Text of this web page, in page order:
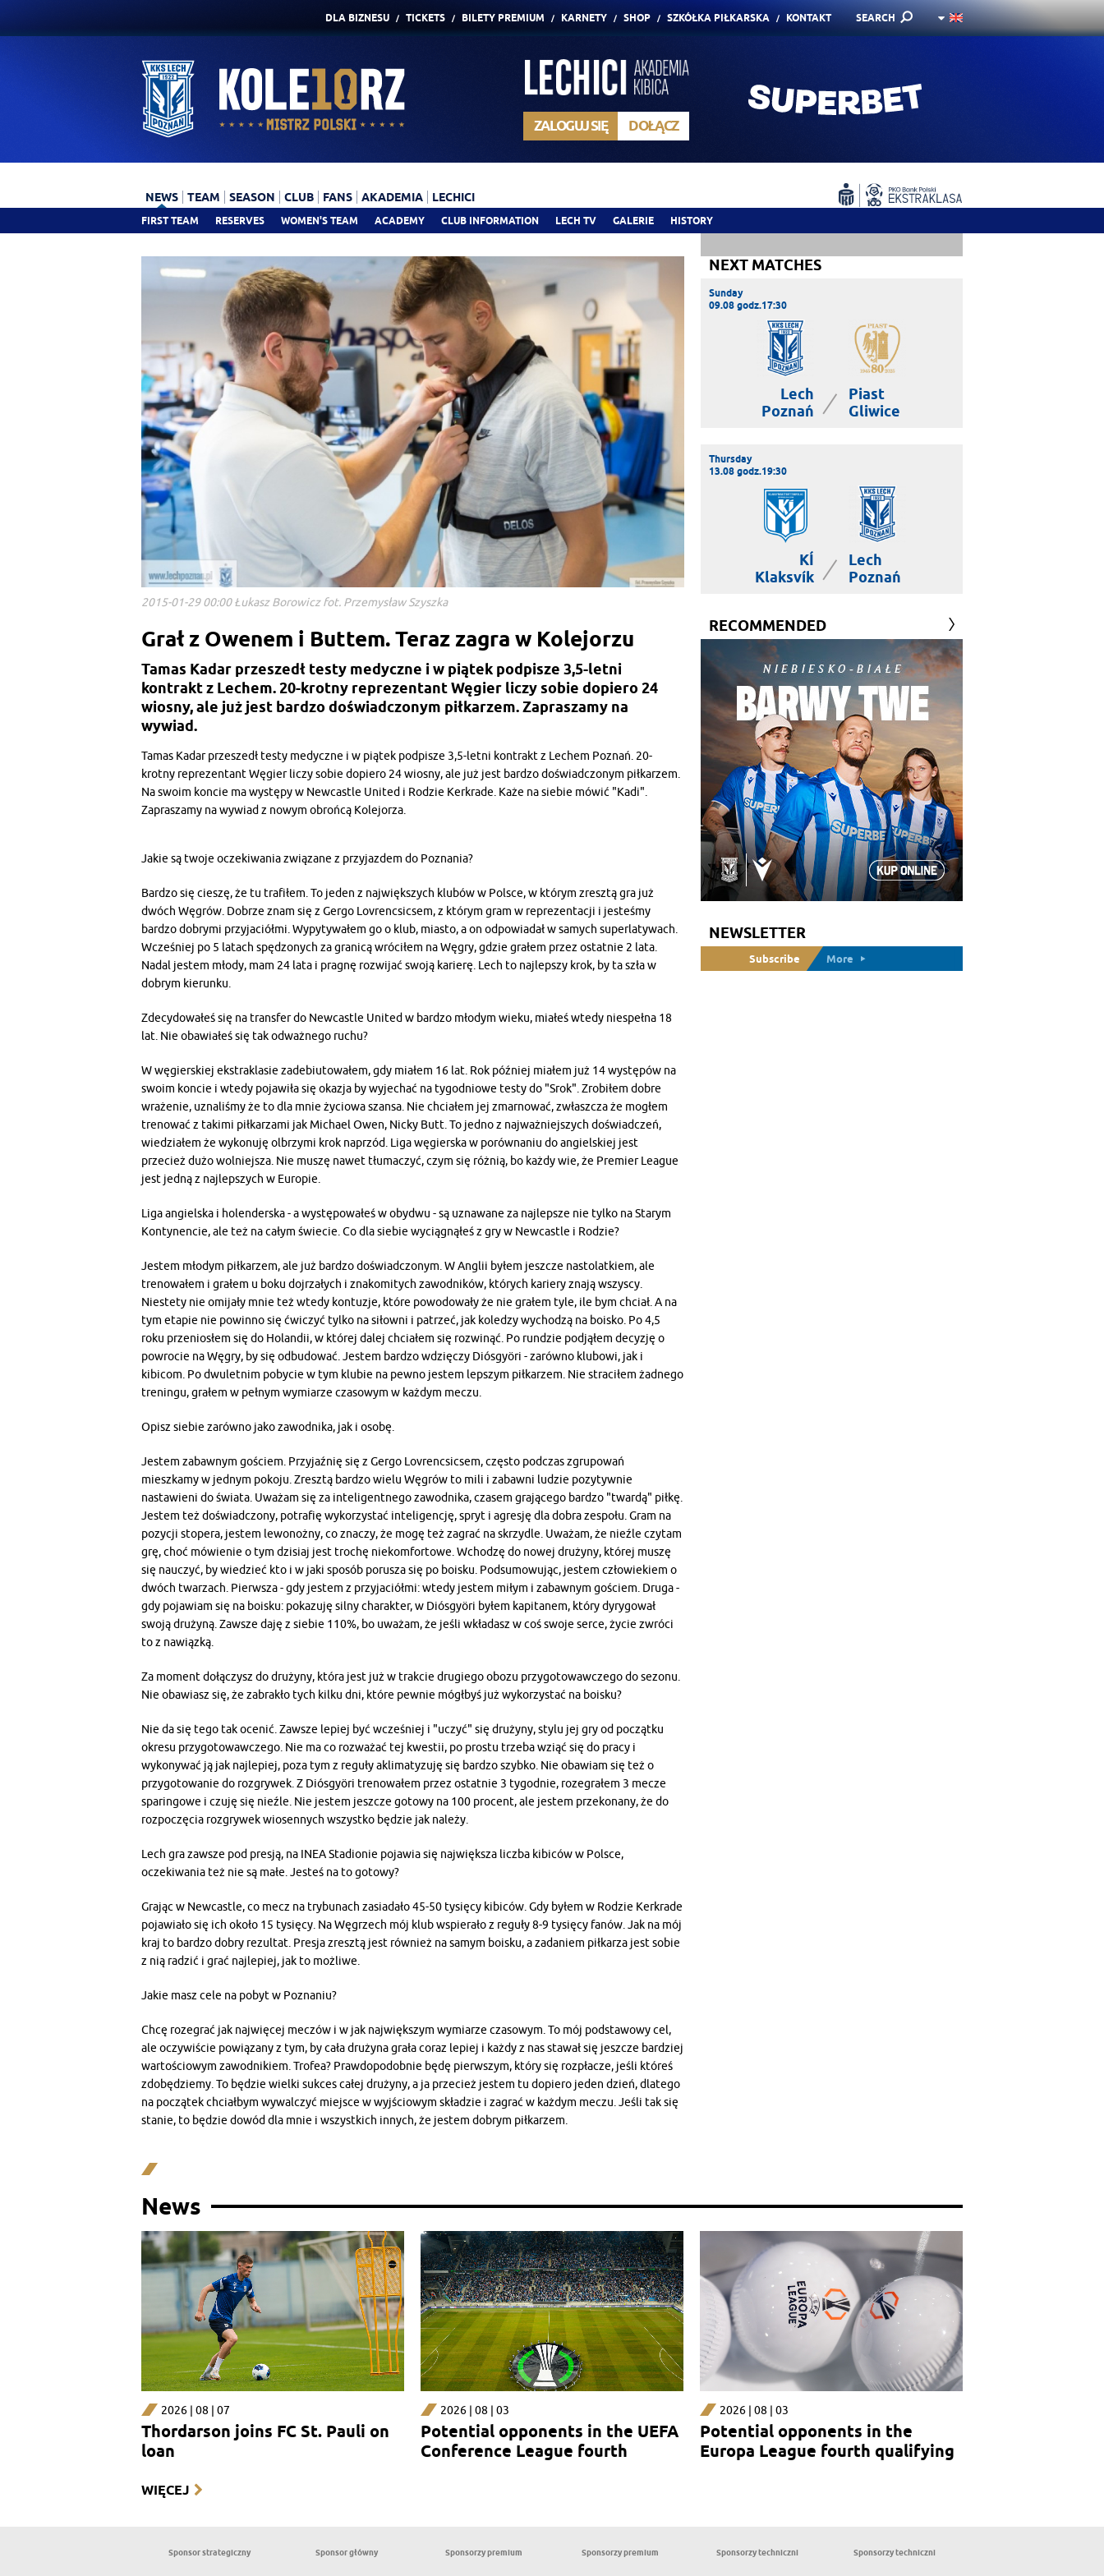
DLA BIZNESU TICKETS BILETY PREMIUM KARNETY SHOP SZKÓŁKA PIŁKARSKA KONTAKT SEARCH
ZALOGUJ SIĘ DOŁĄCZ
NEWS
FIRST TEAM RESERVES WOMEN'S TEAM ACADEMY CLUB INFORMATION LECH TV GALERIE HISTORY
TEAM SEASON CLUB FANS AKADEMIA LECHICI
2015-01-29 00:00 Łukasz Borowicz fot. Przemysław Szyszka
Grał z Owenem i Buttem. Teraz zagra w Kolejorzu
Tamas Kadar przeszedł testy medyczne i w piątek podpisze 3,5-letni
kontrakt z Lechem. 20-krotny reprezentant Węgier liczy sobie dopiero 24
wiosny, ale już jest bardzo doświadczonym piłkarzem. Zapraszamy na
wywiad.
Tamas Kadar przeszedł testy medyczne i w piątek podpisze 3,5-letni kontrakt z Lechem Poznań. 20-
krotny reprezentant Węgier liczy sobie dopiero 24 wiosny, ale już jest bardzo doświadczonym piłkarzem.
Na swoim koncie ma występy w Newcastle United i Rodzie Kerkrade. Każe na siebie mówić "Kadi".
Zapraszamy na wywiad z nowym obrońcą Kolejorza.
Jakie są twoje oczekiwania związane z przyjazdem do Poznania?
Bardzo się cieszę, że tu trafiłem. To jeden z największych klubów w Polsce, w którym zresztą gra już
dwóch Węgrów. Dobrze znam się z Gergo Lovrencsicsem, z którym gram w reprezentacji i jesteśmy
bardzo dobrymi przyjaciółmi. Wypytywałem go o klub, miasto, a on odpowiadał w samych superlatywach.
Wcześniej po 5 latach spędzonych za granicą wróciłem na Węgry, gdzie grałem przez ostatnie 2 lata.
Nadal jestem młody, mam 24 lata i pragnę rozwijać swoją karierę. Lech to najlepszy krok, by ta szła w
dobrym kierunku.
Zdecydowałeś się na transfer do Newcastle United w bardzo młodym wieku, miałeś wtedy niespełna 18
lat. Nie obawiałeś się tak odważnego ruchu?
W węgierskiej ekstraklasie zadebiutowałem, gdy miałem 16 lat. Rok później miałem już 14 występów na
swoim koncie i wtedy pojawiła się okazja by wyjechać na tygodniowe testy do "Srok". Zrobiłem dobre
wrażenie, uznaliśmy że to dla mnie życiowa szansa. Nie chciałem jej zmarnować, zwłaszcza że mogłem
trenować z takimi piłkarzami jak Michael Owen, Nicky Butt. To jedno z najważniejszych doświadczeń,
wiedziałem że wykonuję olbrzymi krok naprzód. Liga węgierska w porównaniu do angielskiej jest
przecież dużo wolniejsza. Nie muszę nawet tłumaczyć, czym się różnią, bo każdy wie, że Premier League
jest jedną z najlepszych w Europie.
Liga angielska i holenderska - a występowałeś w obydwu - są uznawane za najlepsze nie tylko na Starym
Kontynencie, ale też na całym świecie. Co dla siebie wyciągnąłeś z gry w Newcastle i Rodzie?
Jestem młodym piłkarzem, ale już bardzo doświadczonym. W Anglii byłem jeszcze nastolatkiem, ale
trenowałem i grałem u boku dojrzałych i znakomitych zawodników, których kariery znają wszyscy.
Niestety nie omijały mnie też wtedy kontuzje, które powodowały że nie grałem tyle, ile bym chciał. A na
tym etapie nie powinno się ćwiczyć tylko na siłowni i patrzeć, jak koledzy wychodzą na boisko. Po 4,5
roku przeniosłem się do Holandii, w której dalej chciałem się rozwinąć. Po rundzie podjąłem decyzję o
powrocie na Węgry, by się odbudować. Jestem bardzo wdzięczy Diósgyöri - zarówno klubowi, jak i
kibicom. Po dwuletnim pobycie w tym klubie na pewno jestem lepszym piłkarzem. Nie straciłem żadnego
treningu, grałem w pełnym wymiarze czasowym w każdym meczu.
Opisz siebie zarówno jako zawodnika, jak i osobę.
Jestem zabawnym gościem. Przyjaźnię się z Gergo Lovrencsicsem, często podczas zgrupowań
mieszkamy w jednym pokoju. Zresztą bardzo wielu Węgrów to mili i zabawni ludzie pozytywnie
nastawieni do świata. Uważam się za inteligentnego zawodnika, czasem grającego bardzo "twardą" piłkę.
Jestem też doświadczony, potrafię wykorzystać inteligencję, spryt i agresję dla dobra zespołu. Gram na
pozycji stopera, jestem lewonożny, co znaczy, że mogę też zagrać na skrzydle. Uważam, że nieźle czytam
grę, choć mówienie o tym dzisiaj jest trochę niekomfortowe. Wchodzę do nowej drużyny, której muszę
się nauczyć, by wiedzieć kto i w jaki sposób porusza się po boisku. Podsumowując, jestem człowiekiem o
dwóch twarzach. Pierwsza - gdy jestem z przyjaciółmi: wtedy jestem miłym i zabawnym gościem. Druga -
gdy pojawiam się na boisku: pokazuję silny charakter, w Diósgyöri byłem kapitanem, który dyrygował
swoją drużyną. Zawsze daję z siebie 110%, bo uważam, że jeśli wkładasz w coś swoje serce, życie zwróci
to z nawiązką.
Za moment dołączysz do drużyny, która jest już w trakcie drugiego obozu przygotowawczego do sezonu.
Nie obawiasz się, że zabrakło tych kilku dni, które pewnie mógłbyś już wykorzystać na boisku?
Nie da się tego tak ocenić. Zawsze lepiej być wcześniej i "uczyć" się drużyny, stylu jej gry od początku
okresu przygotowawczego. Nie ma co rozważać tej kwestii, po prostu trzeba wziąć się do pracy i
wykonywać ją jak najlepiej, poza tym z reguły aklimatyzuję się bardzo szybko. Nie obawiam się też o
przygotowanie do rozgrywek. Z Diósgyöri trenowałem przez ostatnie 3 tygodnie, rozegrałem 3 mecze
sparingowe i czuję się nieźle. Nie jestem jeszcze gotowy na 100 procent, ale jestem przekonany, że do
rozpoczęcia rozgrywek wiosennych wszystko będzie jak należy.
Lech gra zawsze pod presją, na INEA Stadionie pojawia się największa liczba kibiców w Polsce,
oczekiwania też nie są małe. Jesteś na to gotowy?
Grając w Newcastle, co mecz na trybunach zasiadało 45-50 tysięcy kibiców. Gdy byłem w Rodzie Kerkrade
pojawiało się ich około 15 tysięcy. Na Węgrzech mój klub wspierało z reguły 8-9 tysięcy fanów. Jak na mój
kraj to bardzo dobry rezultat. Presja zresztą jest również na samym boisku, a zadaniem piłkarza jest sobie
z nią radzić i grać najlepiej, jak to możliwe.
Jakie masz cele na pobyt w Poznaniu?
Chcę rozegrać jak najwięcej meczów i w jak największym wymiarze czasowym. To mój podstawowy cel,
ale oczywiście powiązany z tym, by cała drużyna grała coraz lepiej i każdy z nas stawał się jeszcze bardziej
wartościowym zawodnikiem. Trofea? Prawdopodobnie będę pierwszym, który się rozpłacze, jeśli któreś
zdobędziemy. To będzie wielki sukces całej drużyny, a ja przecież jestem tu dopiero jeden dzień, dlatego
na początek chciałbym wywalczyć miejsce w wyjściowym składzie i zagrać w każdym meczu. Jeśli tak się
stanie, to będzie dowód dla mnie i wszystkich innych, że jestem dobrym piłkarzem.
NEXT MATCHES
Sunday
09.08 godz.17:30
Lech
Poznań
|
Piast
Gliwice
Thursday
13.08 godz.19:30
KÍ
Klaksvík
|
Lech
Poznań
RECOMMENDED
NEWSLETTER
Subscribe More
News
2026 | 08 | 07
Thordarson joins FC St. Pauli on
loan
2026 | 08 | 03
Potential opponents in the UEFA
Conference League fourth
2026 | 08 | 03
Potential opponents in the
Europa League fourth qualifying
WIĘCEJ
Sponsor strategiczny Sponsor główny Sponsorzy premium Sponsorzy premium Sponsorzy techniczni Sponsorzy techniczni